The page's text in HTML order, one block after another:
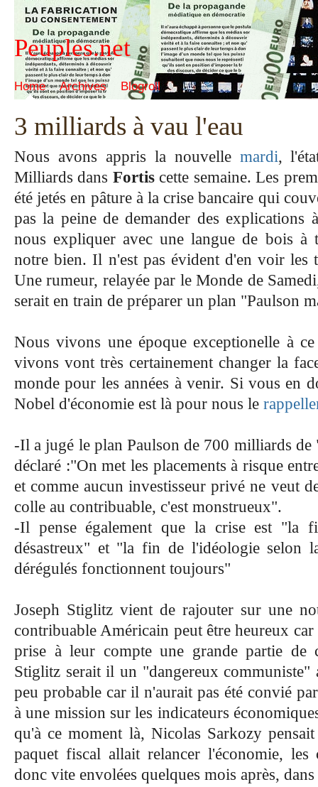
Peuples.net
Home Archives Blogroll
3 milliards à vau l'eau
Nous avons appris la nouvelle mardi,
Milliards dans Fortiscette semaine. Les
été jetés en pâture à la crise bancaire qui
pas la peine de demander des explications
nous expliquer avec une langue de bois à
notre bien. Il n'est pas évident d'en voir les
Une rumeur, relayée par le Monde de
serait en train de préparer un plan "Paulson
Nous vivons une époque exceptionelle à
vivons vont très certainement changer la
monde pour les années à venir. Si vous en
Nobel d'économie est là pour nous le
-Il a jugé le plan Paulson de 700 milliards
déclaré :"On met les placements à risque
et comme aucun investisseur privé ne veut
colle au contribuable, c'est monstrueux".
-Il pense également que la crise est "la
désastreux" et "la fin de l'idéologie selon
dérégulés fonctionnent toujours"
Joseph Stiglitz vient de rajouter sur une
contribuable Américain peut être heureux car
prise à leur compte une grande partie de
Stiglitz serait il un "dangereux communiste"
peu probable car il n'aurait pas été convié
à une mission sur les indicateurs
qu'à ce moment là, Nicolas Sarkozy
paquet fiscal allait relancer l'économie,
donc vite envolées quelques mois après,